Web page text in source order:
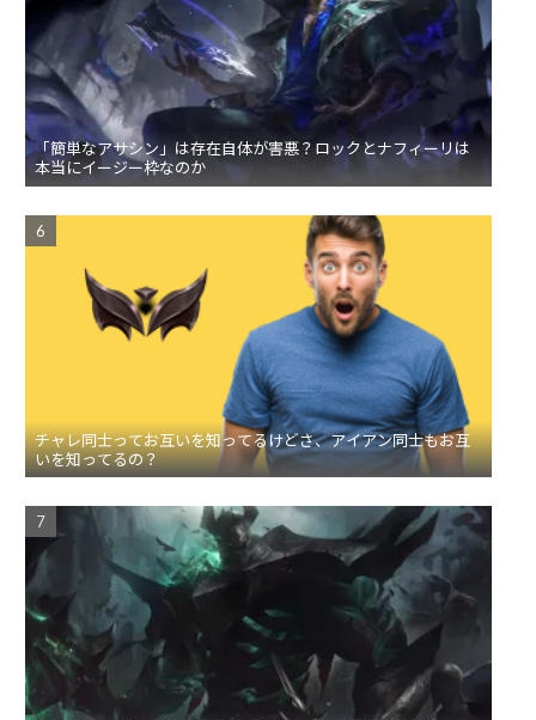
「簡単なアサシン」は存在自体が害悪？ロックとナフィーリは
本当にイージー枠なのか
チャレ同士ってお互いを知ってるけどさ、アイアン同士もお互
いを知ってるの？